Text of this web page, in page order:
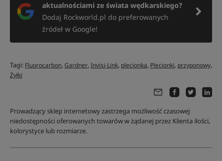
aktualnościami ze świata wędkarskiego?
Dodaj Rockworld.pl do preferowanych
źródeł w Google!
Tagi: Fluorocarbon,Gardner,Invisi-Link, plecionka, Plecionki, przyponowy,
Żyłki
Prowadzący sklep internetowy zastrzega możliwość czasowej
niedostępności oferowanych towarów w żądanej przez Klienta ilości,
kolorystyce lub rozmiarze.